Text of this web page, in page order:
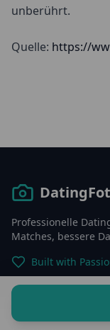
unberührt.
Quelle: https://
Professionelle
Matches, bessere
Built with